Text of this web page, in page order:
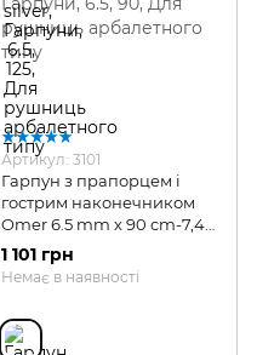
Артикул: 3101
Гарпун з прапорцем і
гострим наконечником
Omer 6.5 mm х 90 cm-7,4
cm barb-OMER tip
1 101 грн
Немає в наявності